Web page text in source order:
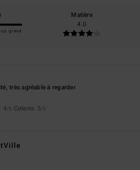
grand
Matière
4.0
très agréable à regarder
: 4/5 Coloris: 5/5